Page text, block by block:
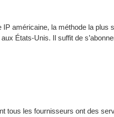
américaine, la méthode la
États-Unis. Il suffit de
tous les fournisseurs ont des